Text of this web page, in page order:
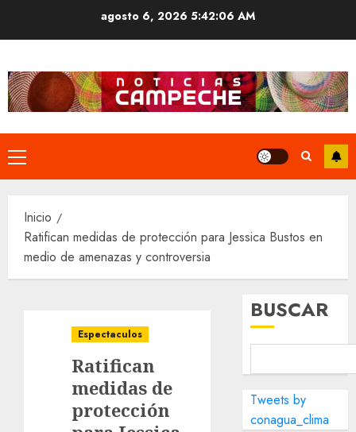
agosto 6, 20265:42:07 AM
Menú
principal
Inicio
Ratifican medidas de protección para Jessica Bustos en
medio de amenazas y controversia
Espectaculos
Ratifican
medidas de
protección
BUSCAR
Tweets by
conagua_clima